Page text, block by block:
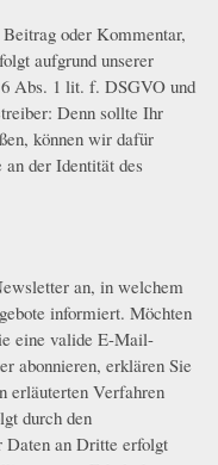
oder Kommentar,
aufgrund unserer
Abs. 1 lit. f. DSGVO und
Denn sollte Ihr
können wir dafür
der Identität des
an, in welchem
informiert. Möchten
eine valide E-Mail-
abonnieren, erklären Sie
erläuterten Verfahren
durch den
Daten an Dritte erfolgt